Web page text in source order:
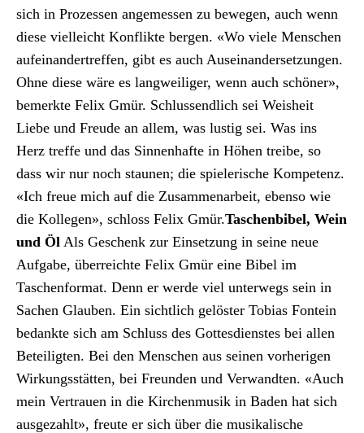
sich in Prozessen angemessen zu bewe­gen, auch wenn
diese vielle­icht Kon­flik­te bergen. «Wo viele Men­schen
aufeinan­dertr­e­f­fen, gibt es auch Auseinan­der­set­zun­gen.
Ohne diese wäre es lang­weiliger, wenn auch schön­er»,
bemerk­te Felix Gmür. Schlussendlich sei Weisheit
Liebe und Freude an allem, was lustig sei. Was ins
Herz tre­ffe und das Sin­nen­hafte in Höhen treibe, so
dass wir nur noch staunen; die spielerische Kom­pe­tenz.
«Ich freue mich auf die Zusam­me­nar­beit, eben­so wie
die Kol­le­gen», schloss Felix Gmür.Taschen­bibel, Wein
und Öl Als Geschenk zur Ein­set­zung in seine neue
Auf­gabe, über­re­ichte Felix Gmür eine Bibel im
Taschen­for­mat. Denn er werde viel unter­wegs sein in
Sachen Glauben. Ein sichtlich gelöster Tobias Fontein
bedank­te sich am Schluss des Gottes­di­en­stes bei allen
Beteiligten. Bei den Men­schen aus seinen vorheri­gen
Wirkungsstät­ten, bei Fre­un­den und Ver­wandten. «Auch
mein Ver­trauen in die Kirchen­musik in Baden hat sich
aus­gezahlt», freute er sich über die musikalis­che